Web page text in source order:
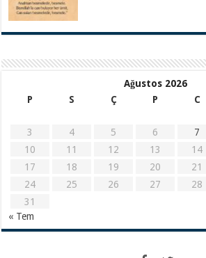
Ağustos 2026
P
S Ç P C
3
4 5 6 7
10
11 12 13 14
17
18 19 20 21
24
25 26 27 28
31
« Tem